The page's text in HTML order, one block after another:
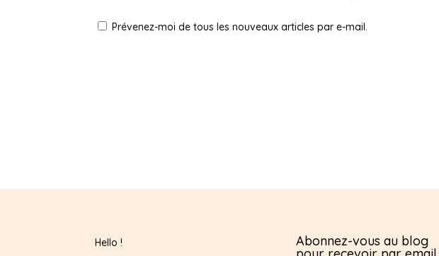
Prévenez-moi de tous les nouveaux articles par e-mail.
Hello ! Abonnez-vous au blog